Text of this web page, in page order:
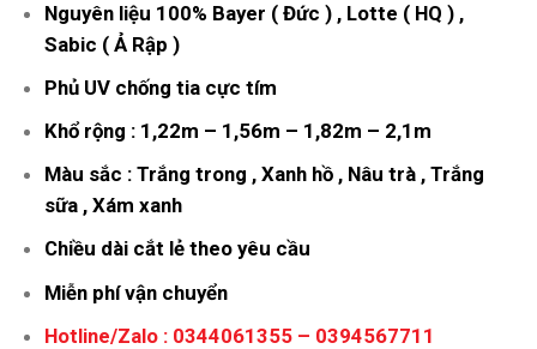
Nguyên liệu 100% Bayer ( Đức ) , Lotte ( HQ ) ,
Sabic ( Ả Rập )
Phủ UV chống tia cực tím
Khổ rộng : 1,22m – 1,56m – 1,82m – 2,1m
Màu sắc : Trắng trong , Xanh hồ , Nâu trà , Trắng
sữa , Xám xanh
Chiều dài cắt lẻ theo yêu cầu
Miễn phí vận chuyển
Hotline/Zalo : 0344061355 – 0394567711